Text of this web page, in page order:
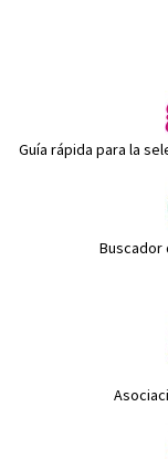
Guía rápida para la
Buscador